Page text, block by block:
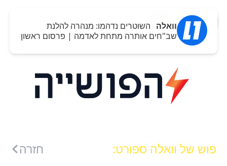
כניסה
וואלה השוטרים נדהמו: מנהרה להלנת
שב"חים אותרה מתחת לאדמה | פרסום ראשון
פוש של וואלה ספורט: חזרה